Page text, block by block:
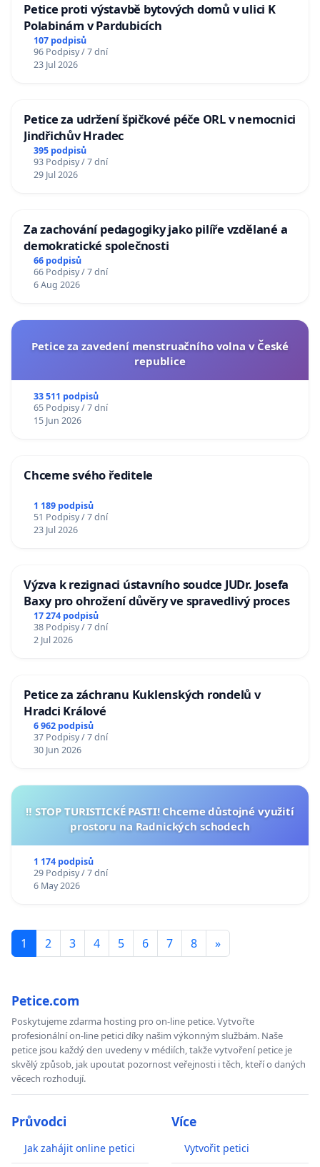
Petice proti výstavbě bytových domů v ulici K
Polabinám v Pardubicích
107 podpisů
96 Podpisy / 7 dní
23 Jul 2026
Petice za udržení špičkové péče ORL v nemocnici
Jindřichův Hradec
395 podpisů
93 Podpisy / 7 dní
29 Jul 2026
Za zachování pedagogiky jako pilíře vzdělané a
demokratické společnosti
66 podpisů
66 Podpisy / 7 dní
6 Aug 2026
Petice za zavedení menstruačního volna v České
republice
33 511 podpisů
65 Podpisy / 7 dní
15 Jun 2026
Chceme svého ředitele
1 189 podpisů
51 Podpisy / 7 dní
23 Jul 2026
Výzva k rezignaci ústavního soudce JUDr. Josefa
Baxy pro ohrožení důvěry ve spravedlivý proces
17 274 podpisů
38 Podpisy / 7 dní
2 Jul 2026
Petice za záchranu Kuklenských rondelů v
Hradci Králové
6 962 podpisů
37 Podpisy / 7 dní
30 Jun 2026
‼️ STOP TURISTICKÉ PASTI! Chceme důstojné využití
prostoru na Radnických schodech
1 174 podpisů
29 Podpisy / 7 dní
6 May 2026
1 2 3 4 5 6 7 8 »
Petice.com
Poskytujeme zdarma hosting pro on-line petice. Vytvořte
profesionální on-line petici díky našim výkonným službám. Naše
petice jsou každý den uvedeny v médiích, takže vytvoření petice je
skvělý způsob, jak upoutat pozornost veřejnosti i těch, kteří o daných
věcech rozhodují.
Průvodci
Jak zahájit online petici
Více
Vytvořit petici